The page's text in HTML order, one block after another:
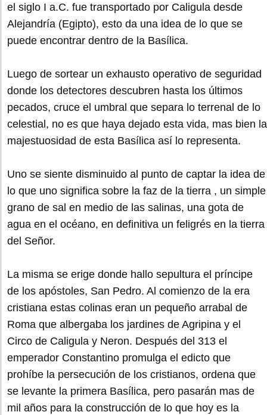
el siglo I a.C. fue transportado por Caligula desde
Alejandría (Egipto), esto da una idea de lo que se
puede encontrar dentro de la Basílica.
Luego de sortear un exhausto operativo de seguridad
donde los detectores descubren hasta los últimos
pecados, cruce el umbral que separa lo terrenal de lo
celestial, no es que haya dejado esta vida, mas bien la
majestuosidad de esta Basílica así lo representa.
Uno se siente disminuido al punto de captar la idea de
lo que uno significa sobre la faz de la tierra , un simple
grano de sal en medio de las salinas, una gota de
agua en el océano, en definitiva un feligrés en la tierra
del Señor.
La misma se erige donde hallo sepultura el príncipe
de los apóstoles, San Pedro. Al comienzo de la era
cristiana estas colinas eran un pequeño arrabal de
Roma que albergaba los jardines de Agripina y el
Circo de Caligula y Neron. Después del 313 el
emperador Constantino promulga el edicto que
prohíbe la persecución de los cristianos, ordena que
se levante la primera Basílica, pero pasarán mas de
mil años para la construcción de lo que hoy es la